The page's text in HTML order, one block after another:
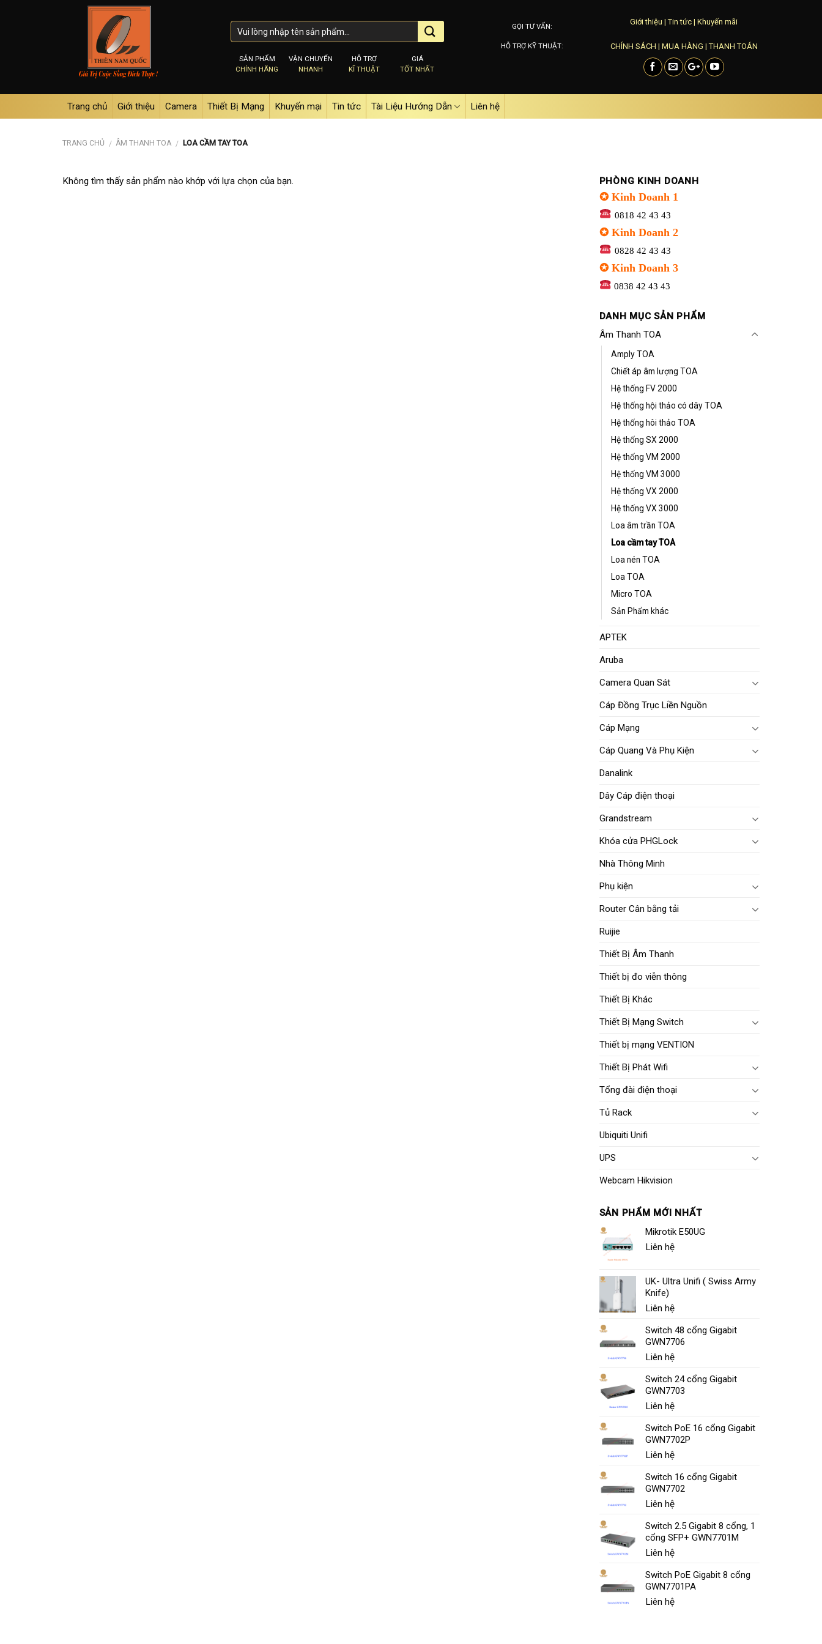
SẢN PHẨM
CHÍNH HÃNG
VẬN CHUYỂN
NHANH
HỖ TRỢ
KĨ THUẬT
GIÁ
TỐT NHẤT
GỌI TƯ VẤN:
HỖ TRỢ KỸ THUẬT:
Giới thiệu |Tin tức | Khuyến mãi
CHÍNH SÁCH | MUA HÀNG |THANH TOÁN
Trang chủ Giới thiệu Camera Thiết Bị Mạng Khuyến mại Tin tức Tài Liệu Hướng Dẫn Liên hệ
TRANG CHỦ / ÂM THANH TOA / LOA CẦM TAY TOA
Không tìm thấy sản phẩm nào khớp với lựa chọn của bạn. PHÒNG KINH DOANH
✪ Kinh Doanh 1
0818 42 43 43
✪ Kinh Doanh 2
0828 42 43 43
✪ Kinh Doanh 3
0838 42 43 43
DANH MỤC SẢN PHẨM
Âm Thanh TOA
Amply TOA
Chiết áp âm lượng TOA
Hệ thống FV 2000
Hệ thống hội thảo có dây TOA
Hệ thống hôi thảo TOA
Hệ thống SX 2000
Hệ thống VM 2000
Hệ thống VM 3000
Hệ thống VX 2000
Hệ thống VX 3000
Loa âm trần TOA
Loa cầm tay TOA
Loa nén TOA
Loa TOA
Micro TOA
Sản Phẩm khác
APTEK
Aruba
Camera Quan Sát
Cáp Đồng Trục Liền Nguồn
Cáp Mạng
Cáp Quang Và Phụ Kiện
Danalink
Dây Cáp điện thoại
Grandstream
Khóa cửa PHGLock
Nhà Thông Minh
Phụ kiện
Router Cân bằng tải
Ruijie
Thiết Bị Âm Thanh
Thiết bị đo viễn thông
Thiết Bị Khác
Thiết Bị Mạng Switch
Thiết bị mạng VENTION
Thiết Bị Phát Wifi
Tổng đài điện thoại
Tủ Rack
Ubiquiti Unifi
UPS
Webcam Hikvision
SẢN PHẨM MỚI NHẤT
Mikrotik E50UG
Liên hệ
UK- Ultra Unifi ( Swiss Army
Knife)
Liên hệ
Switch 48 cổng Gigabit
GWN7706
Liên hệ
Switch 24 cổng Gigabit
GWN7703
Liên hệ
Switch PoE 16 cổng Gigabit
GWN7702P
Liên hệ
Switch 16 cổng Gigabit
GWN7702
Liên hệ
Switch 2.5 Gigabit 8 cổng, 1
cổng SFP+ GWN7701M
Liên hệ
Switch PoE Gigabit 8 cổng
GWN7701PA
Liên hệ